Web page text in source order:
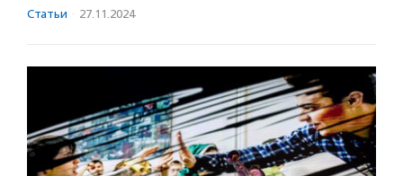
Статьи · 27.11.2024